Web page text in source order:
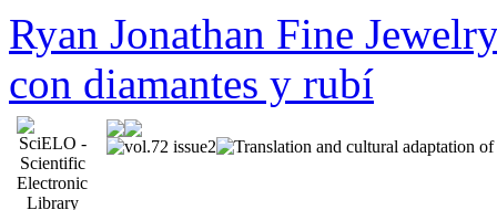
Ryan Jonathan Fine
con diamantes y rubí